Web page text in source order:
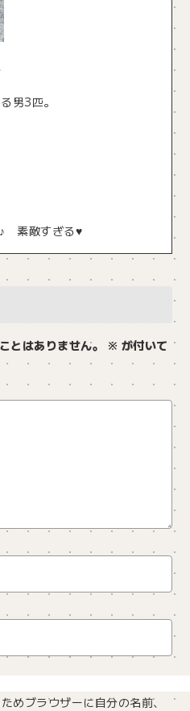
男3匹。
素敵すぎる♥
とはありません。 ※ が付いて
めブラウザーに自分の名前、